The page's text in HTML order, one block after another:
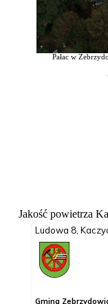
Pałac w
Jakość powietrza